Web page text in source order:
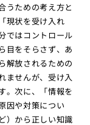
うための考え方と
現状を受け入れ
ではコントロール
目をそらさず、あ
解放されるための
ませんが、受け入
。次に、「情報を
因や対策につい
）から正しい知識